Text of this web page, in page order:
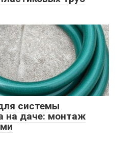
системы
на даче: монтаж